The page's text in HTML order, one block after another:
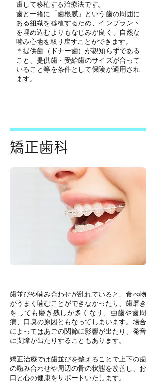
歯して移植する治療法です。
歯と一緒に「歯根膜」という歯の周囲に
ある組織を移植するため、インプラント
を埋め込むよりもなじみが良く、自然な
噛み心地を取り戻すことができます。
​＊提供歯（ドナー歯）が親知らずである
こと、提供歯・受給歯のサイズが合って
いること等を条件として保険が適用され
ます。
矯正歯科
歯並びや噛み合わせが乱れていると、食べ物
がうまく噛むことができなかったり、歯磨き
をしても磨き残しが多くなり、虫歯や歯周
病、口臭の原因ともなってしまいます。場合
によってはあごの関節に影響が出たり、発音
に支障が出たりすることもあります。
矯正治療では歯並びを整えることで上下の歯
の噛み合わせや周辺の骨の状態を改善し、お
口と心の健康をサポートいたします。